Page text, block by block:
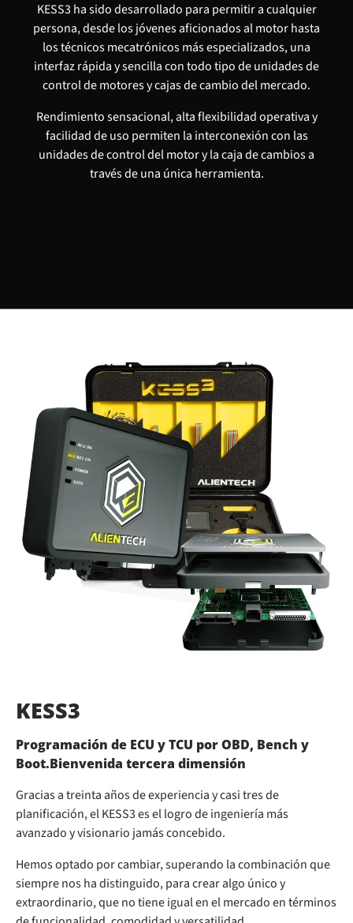
KESS3 ha sido desarrollado para permitir a cualquier
persona, desde los jóvenes aficionados al motor hasta
los técnicos mecatrónicos más especializados, una
interfaz rápida y sencilla con todo tipo de unidades de
control de motores y cajas de cambio del mercado.
Rendimiento sensacional, alta flexibilidad operativa y
facilidad de uso permiten la interconexión con las
unidades de control del motor y la caja de cambios a
través de una única herramienta.
KESS3
Programación de ECU y TCU por OBD, Bench y
Boot.Bienvenida tercera dimensión
Gracias a treinta años de experiencia y casi tres de
planificación, el KESS3 es el logro de ingeniería más
avanzado y visionario jamás concebido.
Hemos optado por cambiar, superando la combinación que
siempre nos ha distinguido, para crear algo único y
extraordinario, que no tiene igual en el mercado en términos